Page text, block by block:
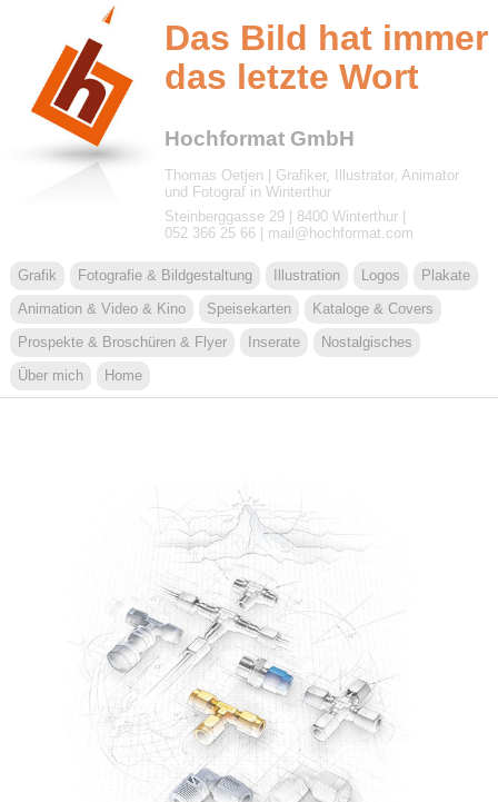
Das Bild hat immer
das letzte Wort
Hochformat GmbH
Thomas Oetjen | Grafiker, Illustrator, Animator
und Fotograf in Winterthur
Steinberggasse 29 | 8400 Winterthur |
052 366 25 66 | mail@ hochformat com
Grafik Fotografie & Bildgestaltung Illustration Logos
Plakate
Animation & Video & Kino
Speisekarten
Kataloge & Covers
Prospekte & Broschüren & Flyer
Inserate
Nostalgisches
Über mich
Home